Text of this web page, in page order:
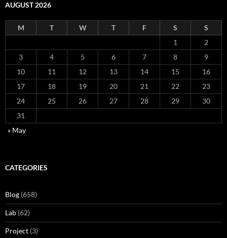
AUGUST 2026
M T W T F S
S
1
2
3
4 5 6 7 8
9
10
11 12 13 14 15
16
17
18 19 20 21 22
23
24
25 26 27 28 29
30
31
« May
CATEGORIES
Blog (658)
Lab (62)
Project (3)